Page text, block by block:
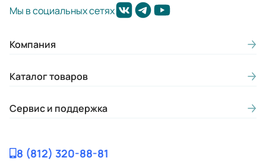
Мы в социальных сетях
Компания
Каталог товаров
Сервис и поддержка
8 (812) 320-88-81